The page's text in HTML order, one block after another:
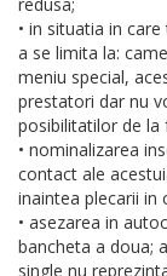
• in situatia in
a se limita la:
meniu special,
prestatori dar nu
posibilitatilor de la
• nominalizarea
contact ale
inaintea plecarii in
• asezarea in
bancheta a doua;
single nu